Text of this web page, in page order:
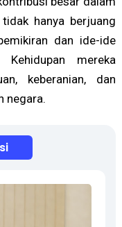
hanya berjuang
dan ide-ide
mereka
keberanian, dan
negara.